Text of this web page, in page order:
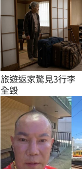
旅遊返家驚見3行李
全毀